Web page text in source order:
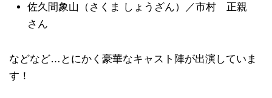
佐久間象山（さくま しょうざん）／市村 正親
さん
などなど…とにかく豪華なキャスト陣が出演していま
す！